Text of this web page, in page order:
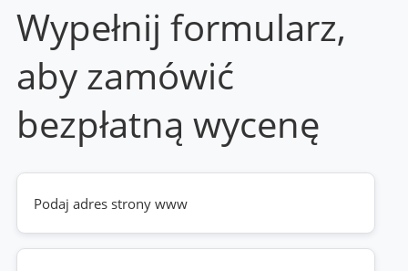
Wypełnij formularz,
aby zamówić
bezpłatną wycenę
Twoja
strona
www
(wymagane)
Telefon